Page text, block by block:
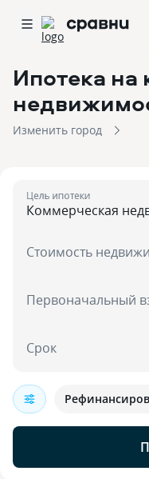
Ипотека
Изменить город
Цель ипотеки
Стоимость
Первоначальный
Срок